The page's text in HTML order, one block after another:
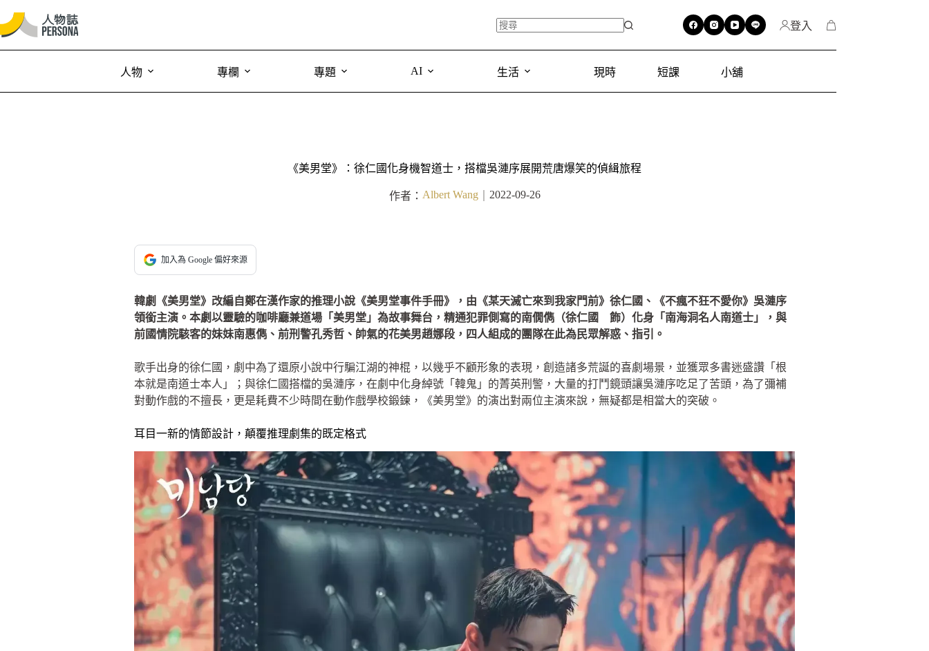
登入
人物 專欄 專題 AI 生活 現時 短課 小舖
《美男堂》：徐仁國化身機智道士，搭檔吳漣序展開荒唐爆笑的偵緝旅程
作者： Albert Wang｜ 2022-09-26
加入為 Google 偏好來源
韓劇《美男堂》改編自鄭在漢作家的推理小說《美男堂事件手冊》，由《某天滅亡來到我家門前》徐仁國、《不瘋不狂不愛你》吳漣序
領銜主演。本劇以靈驗的咖啡廳兼道場「美男堂」為故事舞台，精通犯罪側寫的南僩儁（徐仁國 飾）化身「南海洞名人南道士」，與
前國情院駭客的妹妹南惠儁、前刑警孔秀哲、帥氣的花美男趙娜段，四人組成的團隊在此為民眾解惑、指引。
歌手出身的徐仁國，劇中為了還原小說中行騙江湖的神棍，以幾乎不顧形象的表現，創造諸多荒誕的喜劇場景，並獲眾多書迷盛讚「根
本就是南道士本人」；與徐仁國搭檔的吳漣序，在劇中化身綽號「韓鬼」的菁英刑警，大量的打鬥鏡頭讓吳漣序吃足了苦頭，為了彌補
對動作戲的不擅長，更是耗費不少時間在動作戲學校鍛鍊，《美男堂》的演出對兩位主演來說，無疑都是相當大的突破。
耳目一新的情節設計，顛覆推理劇集的既定格式